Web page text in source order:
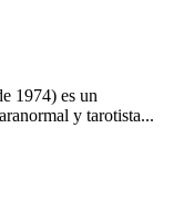
1974) es un
y tarotista...